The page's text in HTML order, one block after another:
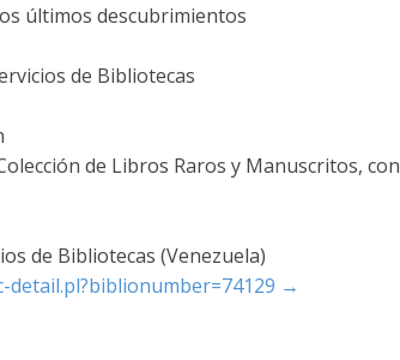
últimos descubrimientos
de Bibliotecas
de Libros Raros y Manuscritos, con
de Bibliotecas (Venezuela)
→